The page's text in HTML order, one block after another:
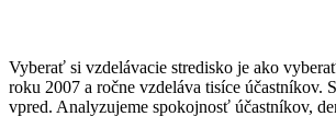
Vyberať si vzdelávacie stredisko je ako
roku 2007 a ročne vzdeláva tisíce účastníkov.
vpred. Analyzujeme spokojnosť účastníkov,